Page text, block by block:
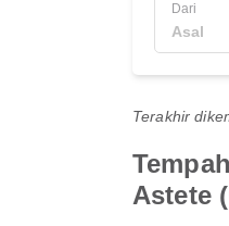
Dari
Terakhir
Astete